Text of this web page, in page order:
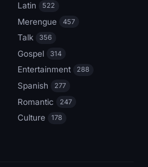
Latin 522
Merengue 457
Talk 356
Gospel 314
Entertainment 288
Spanish 277
Romantic 247
Culture 178